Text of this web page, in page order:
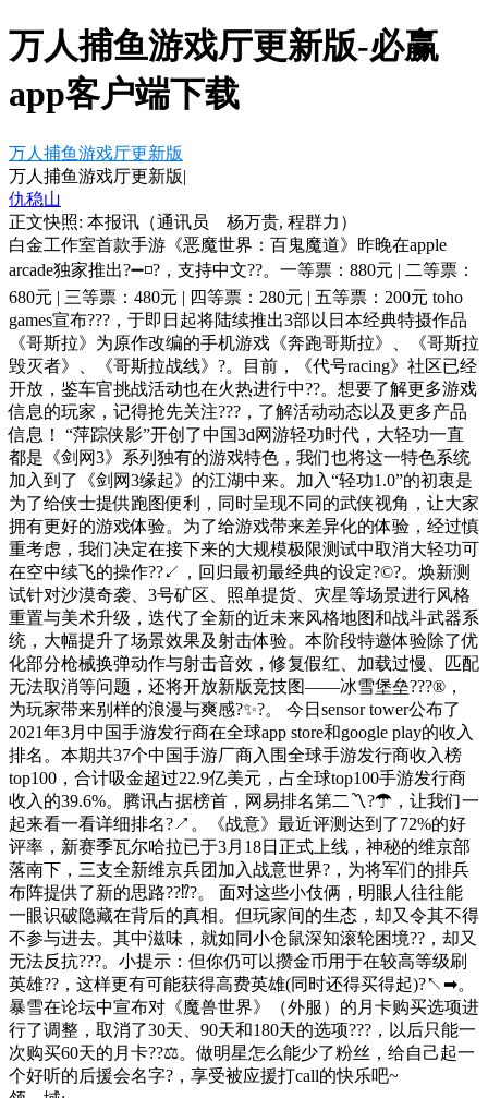
万人捕鱼游戏厅更新版-必赢
app客户端下载
万人捕鱼游戏厅更新版
万人捕鱼游戏厅更新版|
仇稳山
正文快照: 本报讯（通讯员 杨万贵, 程群力）
白金工作室首款手游《恶魔世界：百鬼魔道》昨晚在apple
arcade独家推出?➖◽?，支持中文??。一等票：880元 | 二等票：
680元 | 三等票：480元 | 四等票：280元 | 五等票：200元 toho
games宣布???，于即日起将陆续推出3部以日本经典特摄作品
《哥斯拉》为原作改编的手机游戏《奔跑哥斯拉》、《哥斯拉
毁灭者》、《哥斯拉战线》?。目前，《代号racing》社区已经
开放，鉴车官挑战活动也在火热进行中??。想要了解更多游戏
信息的玩家，记得抢先关注???，了解活动动态以及更多产品
信息！ “萍踪侠影”开创了中国3d网游轻功时代，大轻功一直
都是《剑网3》系列独有的游戏特色，我们也将这一特色系统
加入到了《剑网3缘起》的江湖中来。加入“轻功1.0”的初衷是
为了给侠士提供跑图便利，同时呈现不同的武侠视角，让大家
拥有更好的游戏体验。为了给游戏带来差异化的体验，经过慎
重考虑，我们决定在接下来的大规模极限测试中取消大轻功可
在空中续飞的操作??↙，回归最初最经典的设定?©?。焕新测
试针对沙漠奇袭、3号矿区、照单提货、灾星等场景进行风格
重置与美术升级，迭代了全新的近未来风格地图和战斗武器系
统，大幅提升了场景效果及射击体验。本阶段特邀体验除了优
化部分枪械换弹动作与射击音效，修复假红、加载过慢、匹配
无法取消等问题，还将开放新版竞技图——冰雪堡垒???®，
为玩家带来别样的浪漫与爽感?✨?。 今日sensor tower公布了
2021年3月中国手游发行商在全球app store和google play的收入
排名。本期共37个中国手游厂商入围全球手游发行商收入榜
top100，合计吸金超过22.9亿美元，占全球top100手游发行商
收入的39.6%。腾讯占据榜首，网易排名第二〽?☂，让我们一
起来看一看详细排名?↗。《战意》最近评测达到了72%的好
评率，新赛季瓦尔哈拉已于3月18日正式上线，神秘的维京部
落南下，三支全新维京兵团加入战意世界?，为将军们的排兵
布阵提供了新的思路??⁉?。 面对这些小伎俩，明眼人往往能
一眼识破隐藏在背后的真相。但玩家间的生态，却又令其不得
不参与进去。其中滋味，就如同小仓鼠深知滚轮困境??，却又
无法反抗???。小提示：但你仍可以攒金币用于在较高等级刷
英雄??，这样更有可能获得高费英雄(同时还得买得起)?↖➡。
暴雪在论坛中宣布对《魔兽世界》（外服）的月卡购买选项进
行了调整，取消了30天、90天和180天的选项???，以后只能一
次购买60天的月卡??⚖。做明星怎么能少了粉丝，给自己起一
个好听的后援会名字?，享受被应援打call的快乐吧~